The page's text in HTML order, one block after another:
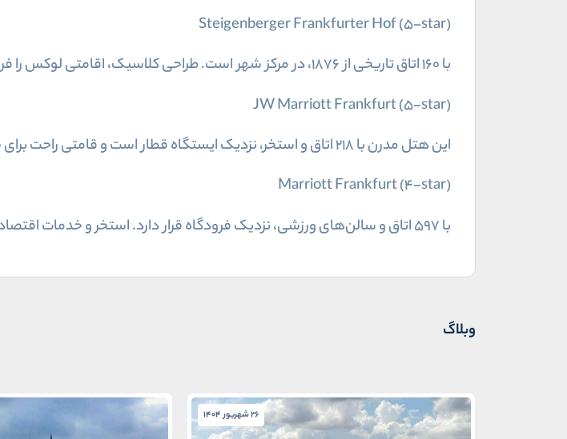
Steigenberger Frankfurter Hof (5-star)
با ۱۶۰ اتاق تاریخی از ۱۸۷۶، در مرکز شهر است. طراحی کلاسیک، اقامتی لوکس را فراهم می‌کند.
JW Marriott Frankfurt (5-star)
این هتل مدرن با ۲۱۸ اتاق و استخر، نزدیک ایستگاه قطار است و قامتی راحت برای سفرهای کاری فراهم می‌کند.
Marriott Frankfurt (4-star)
با ۵۹۷ اتاق و سالن‌های ورزشی، نزدیک فرودگاه قرار دارد. استخر و خدمات اقتصادی، اقامتی لوکس برای گردشگران ارائه می‌دهد.
وبلاگ
26 شهریور 1404